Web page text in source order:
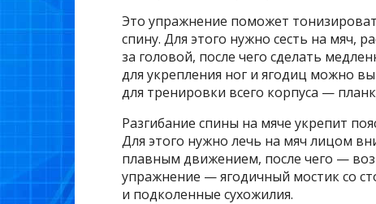
Это упражнение поможет
спину. Для этого нужно сесть на мяч,
за головой, после чего сделать
для укрепления ног и ягодиц можно
для тренировки всего корпуса —
Разгибание спины на мяче укрепит
Для этого нужно лечь на мяч лицом
плавным движением, после чего —
упражнение — ягодичный мостик со
и подколенные сухожилия.